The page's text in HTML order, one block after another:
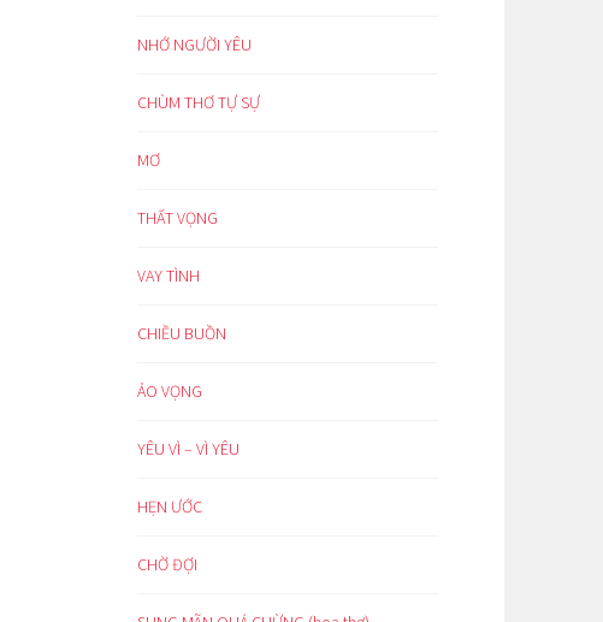
NHỚ NGƯỜI YÊU
CHÙM THƠ TỰ SỰ
MƠ
THẤT VỌNG
VAY TÌNH
CHIỀU BUỒN
ẢO VỌNG
YÊU VÌ – VÌ YÊU
HẸN ƯỚC
CHỜ ĐỢI